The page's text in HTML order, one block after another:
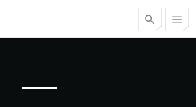
search menu